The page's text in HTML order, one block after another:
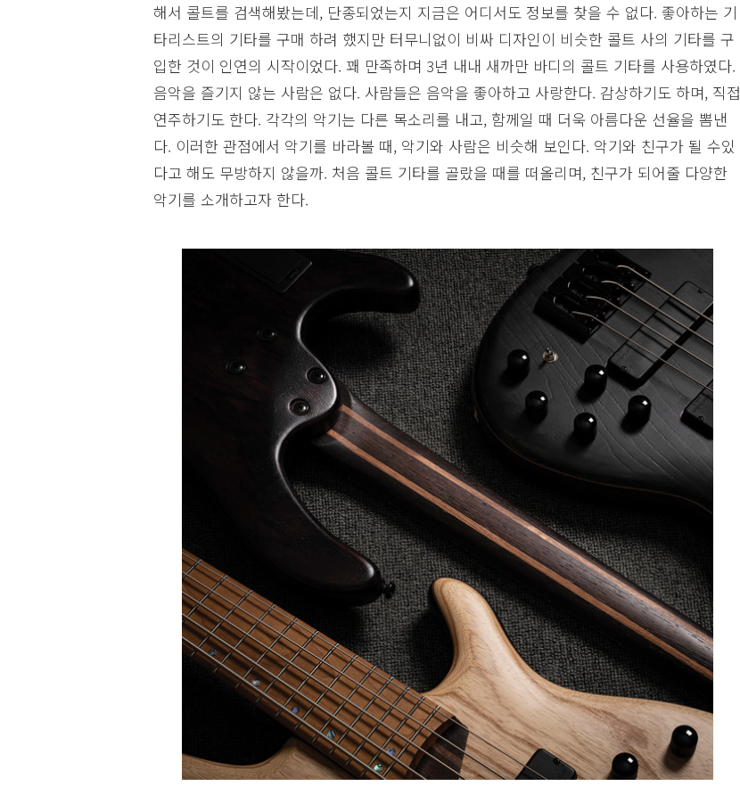
해서 콜트를 검색해봤는데, 단종되었는지 지금은 어디서도 정보를 찾을 수 없다. 좋아하는 기
타리스트의 기타를 구매 하려 했지만 터무니없이 비싸 디자인이 비슷한 콜트 사의 기타를 구
입한 것이 인연의 시작이었다. 꽤 만족하며 3년 내내 새까만 바디의 콜트 기타를 사용하였다.
음악을 즐기지 않는 사람은 없다. 사람들은 음악을 좋아하고 사랑한다. 감상하기도 하며, 직접
연주하기도 한다. 각각의 악기는 다른 목소리를 내고, 함께일 때 더욱 아름다운 선율을 뽐낸
다. 이러한 관점에서 악기를 바라볼 때, 악기와 사람은 비슷해 보인다. 악기와 친구가 될 수있
다고 해도 무방하지 않을까. 처음 콜트 기타를 골랐을 때를 떠올리며, 친구가 되어줄 다양한
악기를 소개하고자 한다.